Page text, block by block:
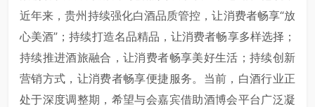
近年来，贵州持续强化白酒品质管控，让消费者畅享“放
心美酒”；持续打造名品精品，让消费者畅享多样选择；
持续推进酒旅融合，让消费者畅享美好生活；持续创新
营销方式，让消费者畅享便捷服务。当前，白酒行业正
处于深度调整期，希望与会嘉宾借助酒博会平台广泛凝